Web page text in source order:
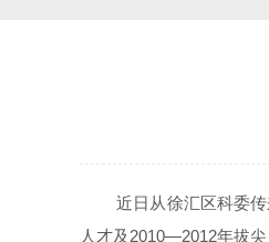
近日从徐汇区科委传来
人才及2010—2012年拔